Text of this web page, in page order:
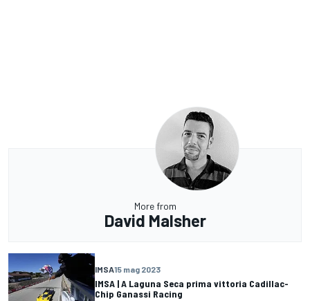
More from
David Malsher
IMSA15 mag 2023
IMSA | A Laguna Seca prima vittoria Cadillac-
Chip Ganassi Racing